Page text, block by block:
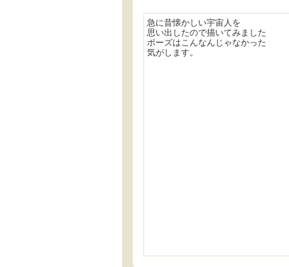
急に昔懐かしい宇宙人を
思い出したので描いてみました
ポーズはこんなんじゃなかった
気がします。